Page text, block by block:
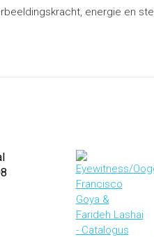
energie en